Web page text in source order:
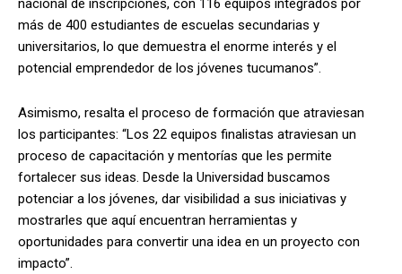
nacional de inscripciones, con 116 equipos integrados por
más de 400 estudiantes de escuelas secundarias y
universitarios, lo que demuestra el enorme interés y el
potencial emprendedor de los jóvenes tucumanos”.
Asimismo, resalta el proceso de formación que atraviesan
los participantes: “Los 22 equipos finalistas atraviesan un
proceso de capacitación y mentorías que les permite
fortalecer sus ideas. Desde la Universidad buscamos
potenciar a los jóvenes, dar visibilidad a sus iniciativas y
mostrarles que aquí encuentran herramientas y
oportunidades para convertir una idea en un proyecto con
impacto”.